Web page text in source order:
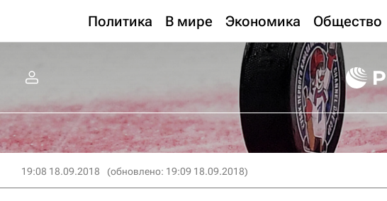
Политика В мире Экономика Общество
19:08 18.09.2018 (обновлено: 19:09 18.09.2018)